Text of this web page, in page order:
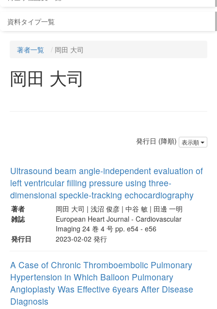
資料タイプ一覧
著者一覧 岡田 大司
岡田 大司
発行日 (降順) 表示順
Ultrasound beam angle-independent evaluation of
left ventricular filling pressure using three-
dimensional speckle-tracking echocardiography
著者
岡田 大司 | 浅沼 俊彦 | 中谷 敏 | 田邊 一明
雑誌
European Heart Journal - Cardiovascular
Imaging 24 巻 4 号 pp. e54 - e56
発行日
2023-02-02 発行
A Case of Chronic Thromboembolic Pulmonary
Hypertension in Which Balloon Pulmonary
Angioplasty Was Effective 6years After Disease
Diagnosis